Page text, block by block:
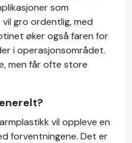
som
gro ordentlig, med
øker også faren for
i operasjonsområdet.
men får ofte store
vil oppleve en
forventningene. Det er